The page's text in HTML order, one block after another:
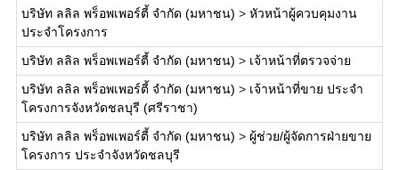
บริษัท ลลิล พร็อพเพอร์ตี้ จำกัด (มหาชน) > หัวหน้าผู้ควบคุมงาน
ประจำโครงการ
บริษัท ลลิล พร็อพเพอร์ตี้ จำกัด (มหาชน) > เจ้าหน้าที่ตรวจจ่าย
บริษัท ลลิล พร็อพเพอร์ตี้ จำกัด (มหาชน) > เจ้าหน้าที่ขาย ประจำ
โครงการจังหวัดชลบุรี (ศรีราชา)
บริษัท ลลิล พร็อพเพอร์ตี้ จำกัด (มหาชน) > ผู้ช่วย/ผู้จัดการฝ่ายขาย
โครงการ ประจำจังหวัดชลบุรี